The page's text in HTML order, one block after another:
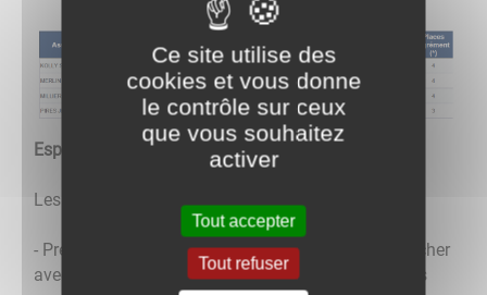
Espace 1er Accueil (CCSCC)
Les missions :
- Présenter l'offre d'accueil sur le territoire et rechercher
avec vous la solution la plus adaptée à vos besoins
Ce site utilise des
cookies et vous donne
le contrôle sur ceux
que vous souhaitez
activer
Tout accepter
Tout refuser